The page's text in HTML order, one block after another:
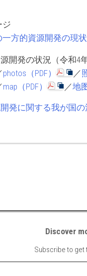
ジ
方的資源開発の現状
開発の状況（令和4年
photos（PDF） ／
map（PDF） ／地
発に関する我が国
Discover
Subscribe to get